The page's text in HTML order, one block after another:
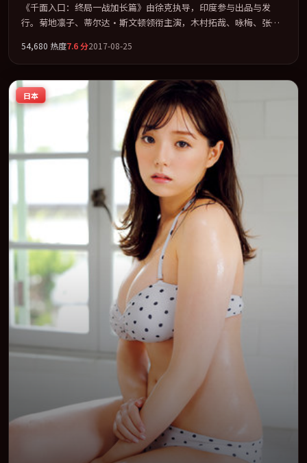
《千面入口：终局一战加长篇》由徐克执导，印度参与出品与发
行。菊地凛子、蒂尔达·斯文顿领衔主演，木村拓哉、咏梅、张子
「动作」类型为骨架，在叙事、表演与视听上力求统一。定于
2017-10-02 在内地院线及主流平台同步亮相，2017 年度话题片中口
碑稳健，适合喜欢强情节与人物弧光的观众完整观看。
54,680 热度7.6分2017-08-25
日本